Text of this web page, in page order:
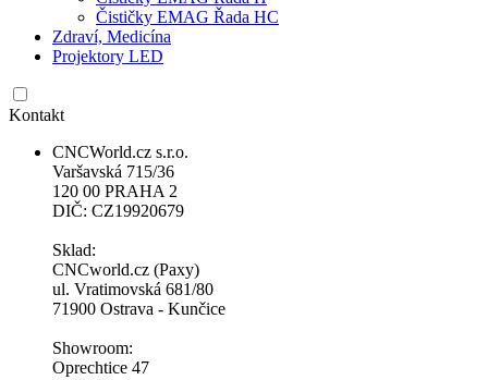
Čističky EMAG Řada HC
Zdraví, Medicína
Projektory LED
Kontakt
CNCWorld.cz s.r.o.
Varšavská 715/36
120 00 PRAHA 2
DIČ: CZ19920679
Sklad:
CNCworld.cz (Paxy)
ul. Vratimovská 681/80
71900 Ostrava - Kunčice
Showroom:
Oprechtice 47